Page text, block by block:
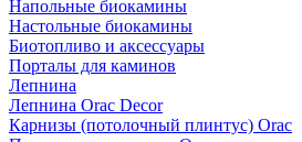
Напольные биокамины
Настольные биокамины
Биотопливо и аксессуары
Порталы для каминов
Лепнина
Лепнина Orac Decor
Карнизы (потолочный плинтус) Orac